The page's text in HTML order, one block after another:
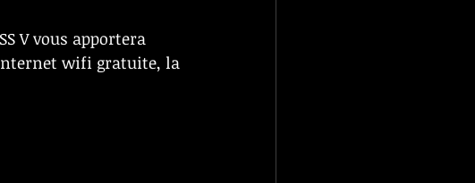
V vous apportera
internet wifi gratuite, la